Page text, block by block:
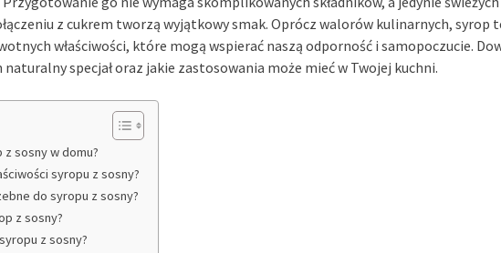
z cukrem tworzą wyjątkowy smak. Oprócz walorów kulinarnych, syrop
właściwości, które mogą wspierać naszą odporność i samopoczucie.
specjał oraz jakie zastosowania może mieć w Twojej kuchni.
sosny w domu?
syropu z sosny?
do syropu z sosny?
z sosny?
z sosny?